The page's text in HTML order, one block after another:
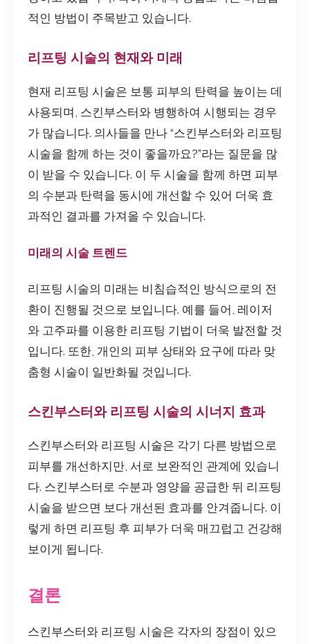
적인 방법이 주목받고 있습니다.
리프팅 시술의 현재와 미래
현재 리프팅 시술은 보통 피부의 탄력을 높이는 데
사용되며, 스킨부스터와 병행하여 시행되는 경우
가 많습니다. 의사들을 만나 “스킨부스터와 리프팅
시술을 함께 하는 것이 좋을까요?”라는 질문을 많
이 받을 수 있습니다. 이 두 시술을 함께 하면 피부
의 수분과 탄력을 동시에 개선할 수 있어 더욱 효
과적인 결과를 가져올 수 있습니다.
미래의 시술 트렌드
리프팅 시술의 미래는 비침습적인 방식으로의 전
환이 진행될 것으로 보입니다. 예를 들어, 레이저
와 고주파를 이용한 리프팅 기법이 더욱 발전할 것
입니다. 또한, 개인의 피부 상태와 요구에 따라 맞
춤형 시술이 일반화될 것입니다.
스킨부스터와 리프팅 시술의 시너지 효과
스킨부스터와 리프팅 시술은 각기 다른 방법으로
피부를 개선하지만, 서로 보완적인 관계에 있습니
다. 스킨부스터로 수분과 영양을 공급한 뒤 리프팅
시술을 받으면 보다 개선된 효과를 안겨줍니다. 이
렇게 하면 리프팅 후 피부가 더욱 매끄럽고 건강해
보이게 됩니다.
결론
스킨부스터와 리프팅 시술은 각자의 장점이 있으